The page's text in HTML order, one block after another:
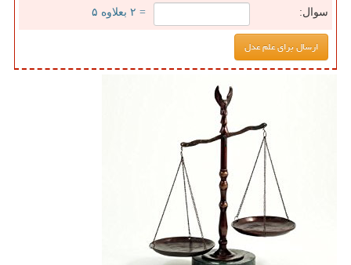
سوال: = ۲ بعلاوه ۵